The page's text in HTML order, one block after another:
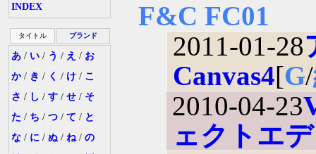
INDEX
タイトル ブランド
あ / い / う / え / お
か/ き / く / け / こ
さ / し / す / せ / そ
た / ち / つ / て / と
な / に / ぬ / ね/ の
F&C FC01
2011-01-28
Canvas4[G/
2010-04-23
ェクトエ